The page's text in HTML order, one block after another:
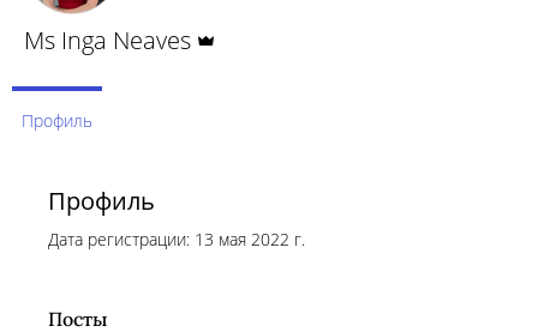
Профиль
Дата регистрации: 13 мая 2022 г.
Посты
Ms Inga Neaves
Профиль